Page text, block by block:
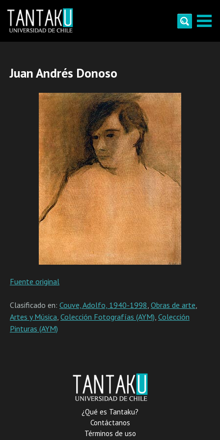
content
Juan Andrés Donoso
Fuente original
Clasificado en: Couve, Adolfo, 1940-1998, Obras de arte,
Artes y Música, Colección Fotografías (AYM), Colección
Pinturas (AYM)
¿Qué es Tantaku?
Contáctanos
Términos de uso